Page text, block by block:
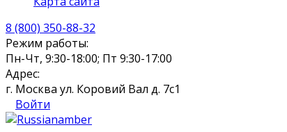
8 (800) 350-88-32
Режим работы:
Пн-Чт, 9:30-18:00; Пт 9:30-17:00
Адрес:
г. Москва ул. Коровий Вал д. 7с1
Войти